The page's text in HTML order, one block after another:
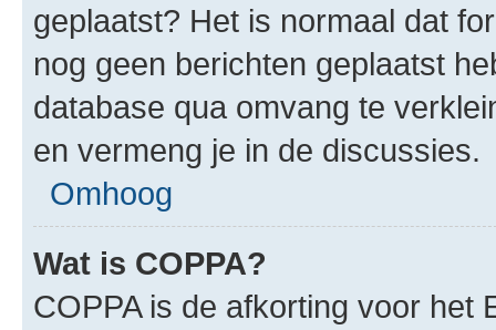
geplaatst? Het is normaal dat
nog geen berichten geplaatst
database qua omvang te
en vermeng je in de discussies.
Omhoog
Wat is COPPA?
COPPA is de afkorting voor het